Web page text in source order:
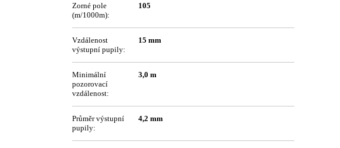
Zorné pole
(m/1000m):
105
Vzdálenost
výstupní pupily:
15 mm
Minimální
pozorovací
vzdálenost:
3,0 m
Průměr výstupní
pupily:
4,2 mm